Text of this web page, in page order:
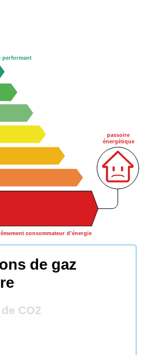
consommateur d’énergie
passoire
énergétique
performant
de gaz
CO2